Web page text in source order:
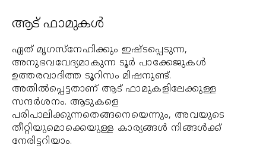
ആട് ഫാമുകള്‍
ഏത് മൃഗസ്‌നേഹിക്കും ഇഷ്ടപ്പെടുന്ന,
അനുഭവവേദ്യമാകുന്ന ടൂര്‍ പാക്കേജുകള്‍
ഉത്തരവാദിത്ത ടൂറിസം മിഷനുണ്ട്.
അതില്‍പ്പെട്ടതാണ് ആട് ഫാമുകളിലേക്കുള്ള
സന്ദര്‍ശനം. ആടുകളെ
പരിപാലിക്കുന്നതെങ്ങനെയെന്നും, അവയുടെ
തീറ്റിയുമൊക്കെയുള്ള കാര്യങ്ങള്‍ നിങ്ങള്‍ക്ക്
നേരിട്ടറിയാം.